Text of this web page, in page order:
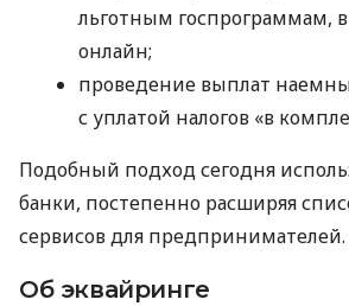
льготным госпрограммам,
онлайн;
проведение выплат
с уплатой налогов «в
Подобный подход сегодня
банки, постепенно расширяя
сервисов для предпринимателей.
Об эквайринге